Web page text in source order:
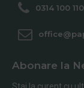
0314 100 110
Abonare la
Stai la curent cu